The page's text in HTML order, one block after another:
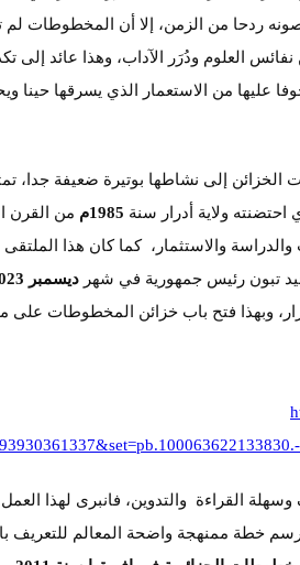
ردحا من الزمن، إلا أن المخطوطات
نفائس العلوم ودُرَر الآداب، وهذا عائد
عليها من الاستعمار الذي يسرقها حينا
الخزائن إلى نشاطها بوتيرة ضعيفة
احتضنته ولاية أدرار سنة 1985م من القرن
والاستثمار، كما كان هذا
تبون رئيس جمهورية في شهر ديسمبر 2023،
وبهذا فتح باب خزائن المخطوطات على
القراءة والتدوين، فانبرى لهذا العمل
خطة ممنهجة واضحة المعالم للتعريف